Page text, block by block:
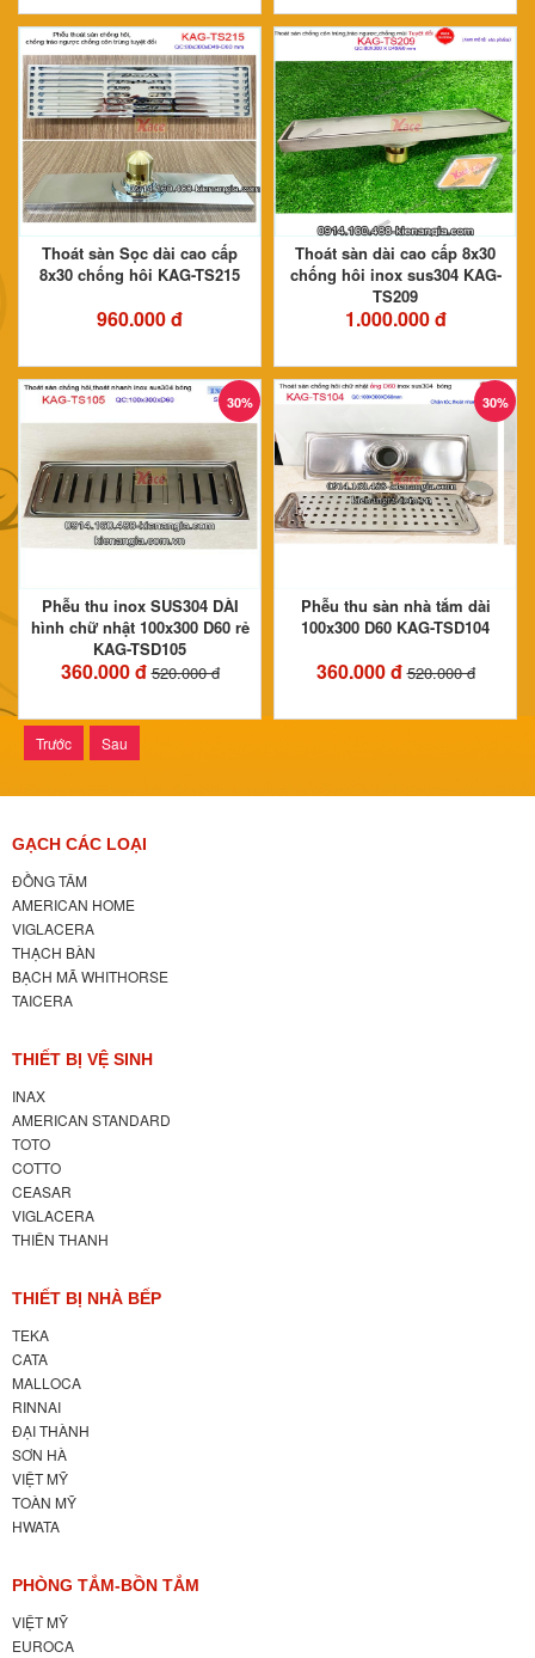
Thoát sàn Sọc dài cao cấp
8x30 chống hôi KAG-TS215
960.000 đ
Thoát sàn dài cao cấp 8x30
chống hôi inox sus304 KAG-
TS209
1.000.000 đ
30%
Phễu thu inox SUS304 DÀI
hình chữ nhật 100x300 D60 rẻ
KAG-TSD105
360.000 đ 520.000 đ
30%
Phễu thu sàn nhà tắm dài
100x300 D60 KAG-TSD104
360.000 đ 520.000 đ
Trước Sau
GẠCH CÁC LOẠI
ĐỒNG TÂM
AMERICAN HOME
VIGLACERA
THẠCH BÀN
BẠCH MÃ WHITHORSE
TAICERA
THIẾT BỊ VỆ SINH
INAX
AMERICAN STANDARD
TOTO
COTTO
CEASAR
VIGLACERA
THIÊN THANH
THIẾT BỊ NHÀ BẾP
TEKA
CATA
MALLOCA
RINNAI
ĐẠI THÀNH
SƠN HÀ
VIỆT MỸ
TOÀN MỸ
HWATA
PHÒNG TẮM-BỒN TẮM
VIỆT MỸ
EUROCA